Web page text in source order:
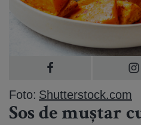
Foto: Shutterstock.com
Sos de muștar